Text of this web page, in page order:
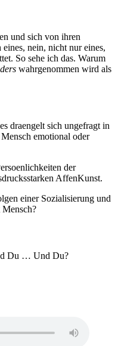
und sich von ihren
nein, nicht nur eines,
So sehe ich das. Warum
wahrgenommen wird als
draengelt sich ungefragt in
emotional oder
der
AffenKunst.
einer Sozialisierung und
Du … Und Du?